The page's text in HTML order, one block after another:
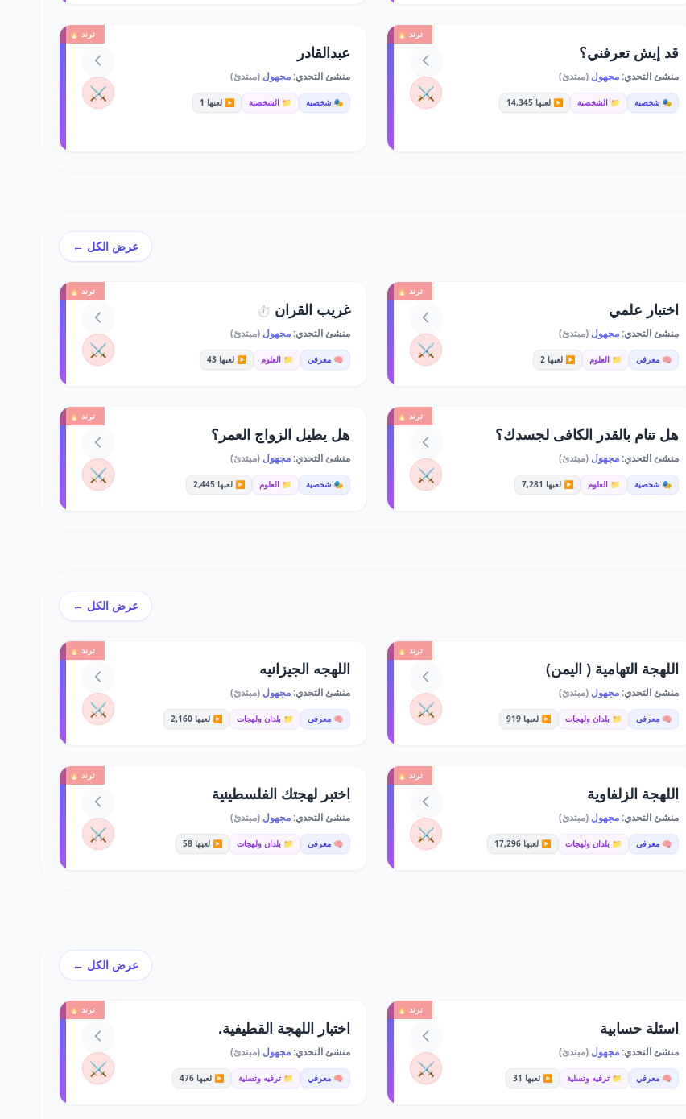
ترند 🔥
قد إيش تعرفني؟
منشئ التحدي:مجهول(مبتدئ)
🎭 شخصية 📁 الشخصية ▶️ لعبها 14,345 ⚔️
ترند 🔥
عبدالقادر
منشئ التحدي:مجهول (مبتدئ)
🎭 شخصية 📁 الشخصية ▶️ لعبها 1 ⚔️
عرض الكل ←
ترند 🔥
اختبار علمي
منشئ التحدي:مجهول(مبتدئ)
🧠 معرفي 📁 العلوم ▶️ لعبها 2 ⚔️
ترند 🔥
غريب القران ⏱️
منشئ التحدي:مجهول (مبتدئ)
🧠 معرفي 📁 العلوم ▶️ لعبها 43 ⚔️
ترند 🔥
هل تنام بالقدر الكافى لجسدك؟
منشئ التحدي:مجهول(مبتدئ)
🎭 شخصية 📁 العلوم ▶️ لعبها 7,281 ⚔️
ترند 🔥
هل يطيل الزواج العمر؟
منشئ التحدي:مجهول (مبتدئ)
🎭 شخصية 📁 العلوم ▶️ لعبها 2,445 ⚔️
عرض الكل ←
ترند 🔥
اللهجة التهامية ( اليمن)
منشئ التحدي:مجهول(مبتدئ)
🧠 معرفي 📁 بلدان ولهجات ▶️ لعبها 919 ⚔️
ترند 🔥
اللهجه الجيزانيه
منشئ التحدي:مجهول (مبتدئ)
🧠 معرفي 📁 بلدان ولهجات ▶️ لعبها 2,160 ⚔️
ترند 🔥
اللهجة الزلفاوية
منشئ التحدي:مجهول(مبتدئ)
🧠 معرفي 📁 بلدان ولهجات ▶️ لعبها 17,296 ⚔️
ترند 🔥
اختبر لهجتك الفلسطينية
منشئ التحدي:مجهول (مبتدئ)
🧠 معرفي 📁 بلدان ولهجات ▶️ لعبها 58 ⚔️
عرض الكل ←
ترند 🔥
اسئلة حسابية
منشئ التحدي:مجهول(مبتدئ)
🧠 معرفي 📁 ترفيه وتسلية ▶️ لعبها 31 ⚔️
ترند 🔥
اختبار اللهجة القطيفية.
منشئ التحدي:مجهول (مبتدئ)
🧠 معرفي 📁 ترفيه وتسلية ▶️ لعبها 476 ⚔️